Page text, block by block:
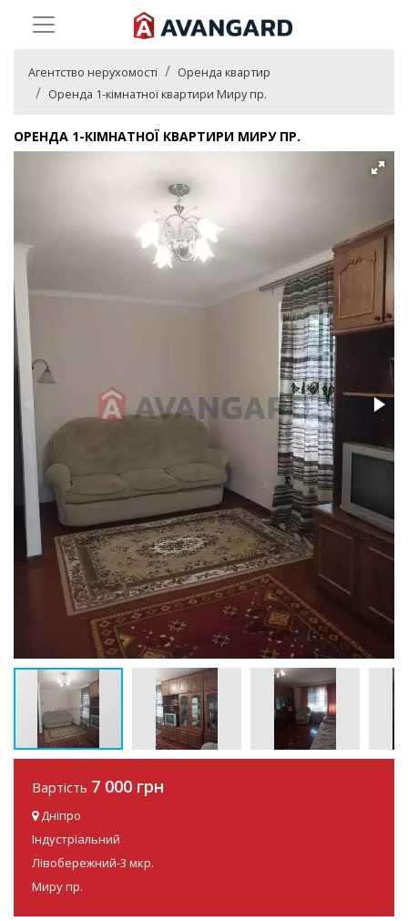
Агентство нерухомості
Оренда квартир
Оренда 1-кімнатної квартири Миру пр.
ОРЕНДА 1-КІМНАТНОЇ КВАРТИРИ МИРУ ПР.
Вартість 7 000 грн
Дніпро
Індустріальний
Лівобережний-3 мкр.
Миру пр.